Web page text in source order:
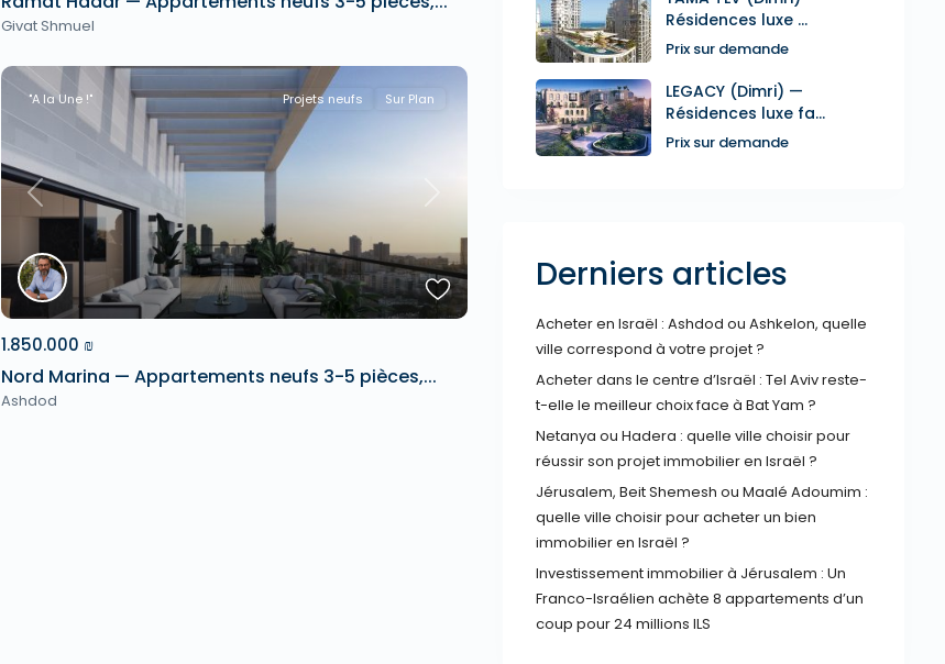
Givat Shmuel
Previous Next
"A la Une !" Projets neufs Sur Plan
1.850.000 ₪
Nord Marina — Appartements neufs 3-5 pièces,...
Ashdod
Résidences luxe ...
Prix sur demande
LEGACY (Dimri) —
Résidences luxe fa...
Prix sur demande
Derniers articles
Acheter en Israël : Ashdod ou Ashkelon, quelle
ville correspond à votre projet ?
Acheter dans le centre d’Israël : Tel Aviv reste-
t-elle le meilleur choix face à Bat Yam ?
Netanya ou Hadera : quelle ville choisir pour
réussir son projet immobilier en Israël ?
Jérusalem, Beit Shemesh ou Maalé Adoumim :
quelle ville choisir pour acheter un bien
immobilier en Israël ?
Investissement immobilier à Jérusalem : Un
Franco-Israélien achète 8 appartements d’un
coup pour 24 millions ILS